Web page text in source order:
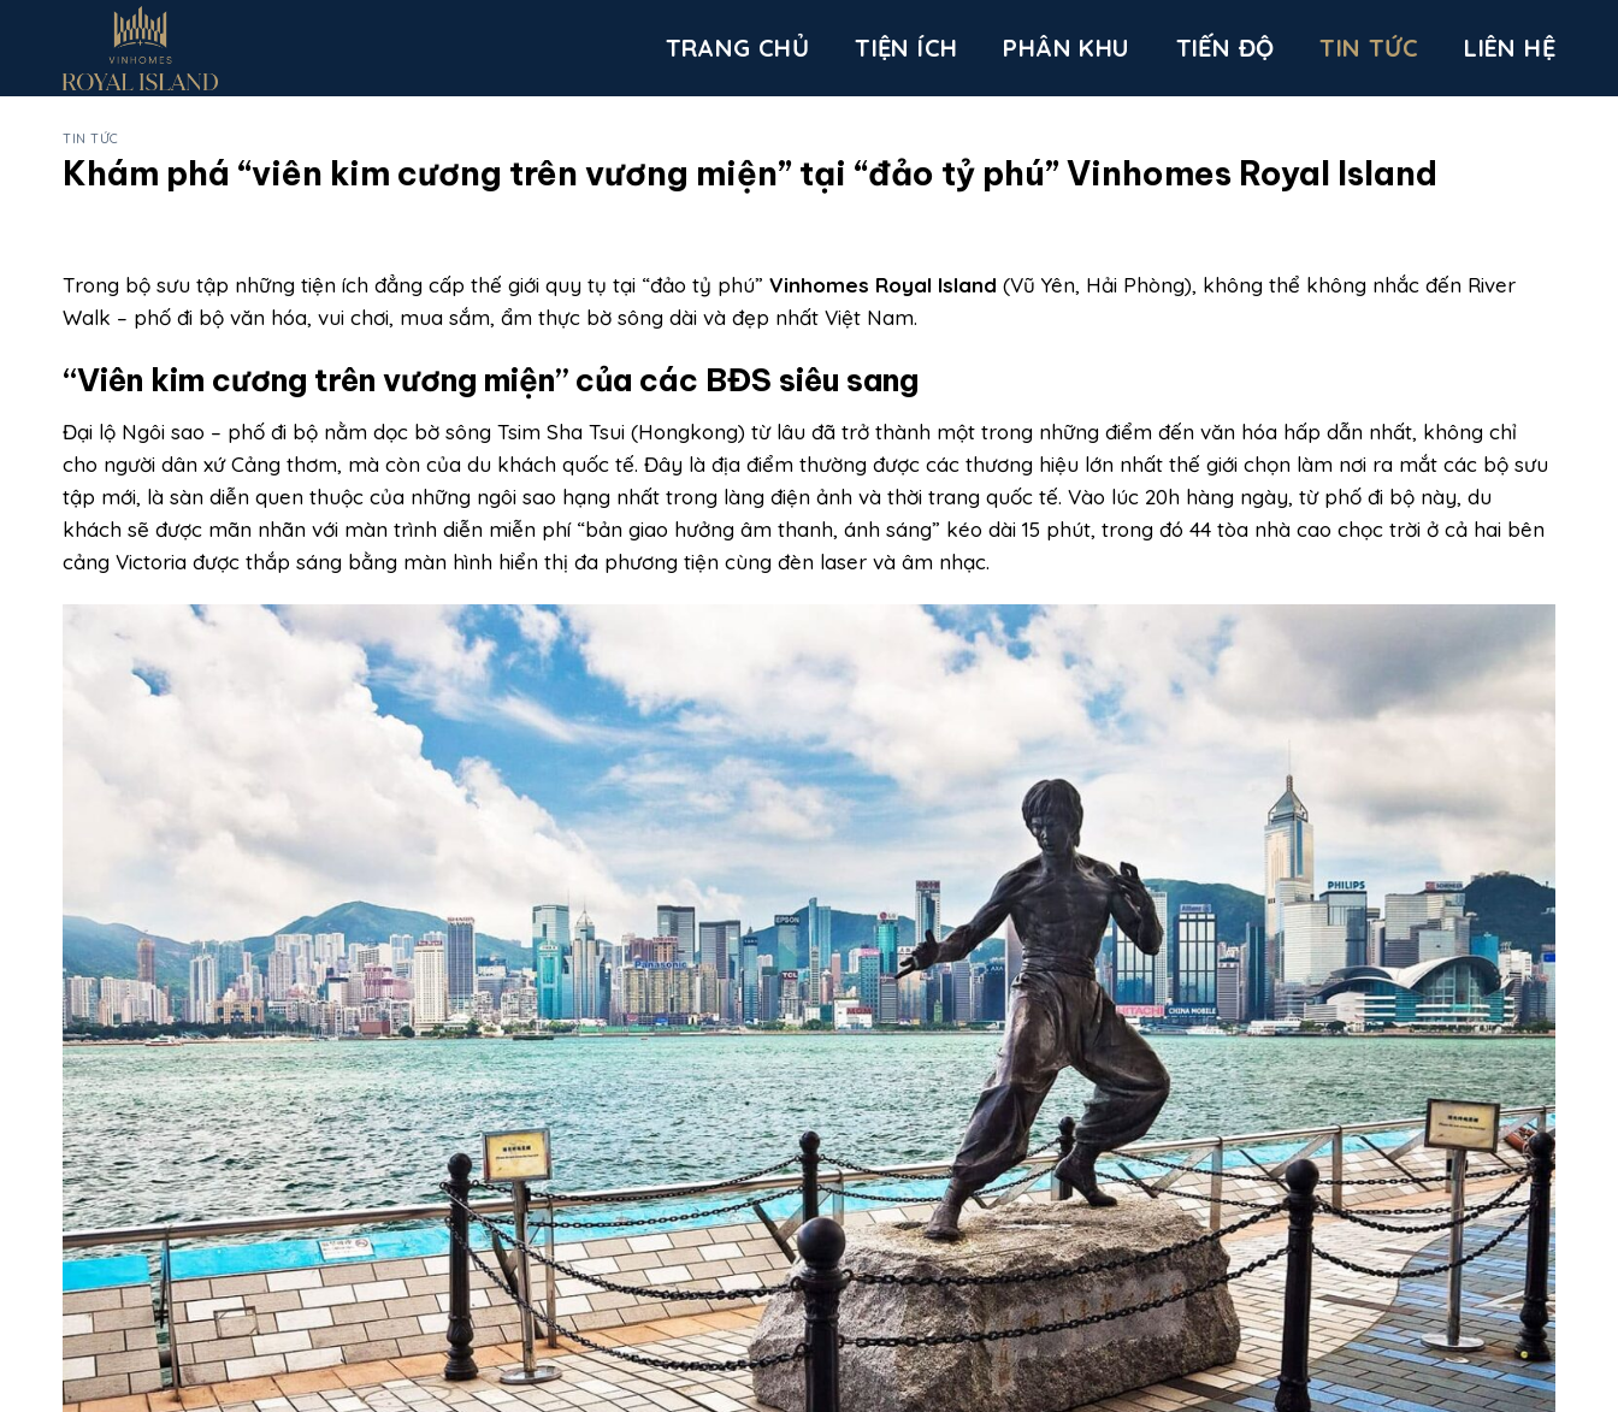
content
TRANG CHỦ TIỆN ÍCH PHÂN KHU TIẾN ĐỘ TIN TỨC LIÊN HỆ
TIN TỨC
Khám phá “viên kim cương trên vương miện” tại “đảo tỷ phú” Vinhomes Royal Island
Trong bộ sưu tập những tiện ích đẳng cấp thế giới quy tụ tại “đảo tỷ phú” Vinhomes Royal Island (Vũ Yên, Hải Phòng), không thể không nhắc đến River
Walk – phố đi bộ văn hóa, vui chơi, mua sắm, ẩm thực bờ sông dài và đẹp nhất Việt Nam.
“Viên kim cương trên vương miện” của các BĐS siêu sang
Đại lộ Ngôi sao – phố đi bộ nằm dọc bờ sông Tsim Sha Tsui (Hongkong) từ lâu đã trở thành một trong những điểm đến văn hóa hấp dẫn nhất, không chỉ
cho người dân xứ Cảng thơm, mà còn của du khách quốc tế. Đây là địa điểm thường được các thương hiệu lớn nhất thế giới chọn làm nơi ra mắt các bộ sưu
tập mới, là sàn diễn quen thuộc của những ngôi sao hạng nhất trong làng điện ảnh và thời trang quốc tế. Vào lúc 20h hàng ngày, từ phố đi bộ này, du
khách sẽ được mãn nhãn với màn trình diễn miễn phí “bản giao hưởng âm thanh, ánh sáng” kéo dài 15 phút, trong đó 44 tòa nhà cao chọc trời ở cả hai bên
cảng Victoria được thắp sáng bằng màn hình hiển thị đa phương tiện cùng đèn laser và âm nhạc.